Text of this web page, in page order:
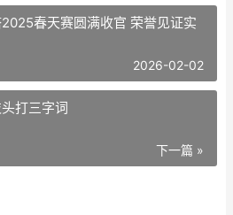
春天赛圆满收官 荣誉见证实
2026-02-02
打三字词
下一篇 »